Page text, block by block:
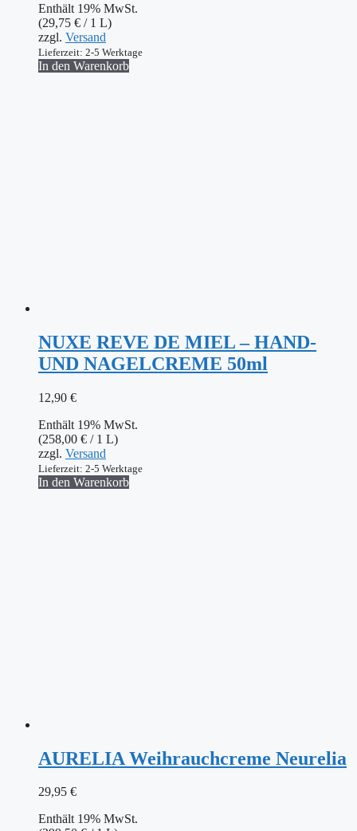
war:
Enthält 19% MwSt.
(29,75 € / 1 L)
zzgl. Versand
Lieferzeit: 2-5 Werktage
In den Warenkorb
NUXE REVE DE MIEL – HAND-
UND NAGELCREME 50ml
12,90 €
Enthält 19% MwSt.
(258,00 € / 1 L)
zzgl. Versand
Lieferzeit: 2-5 Werktage
In den Warenkorb
AURELIA Weihrauchcreme Neurelia
29,95 €
Enthält 19% MwSt.